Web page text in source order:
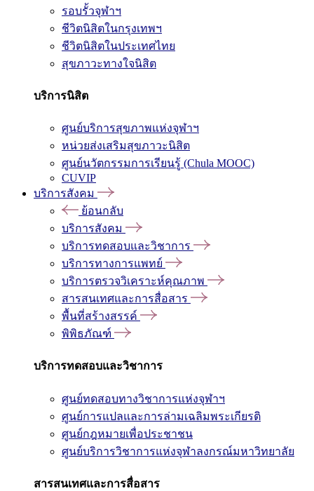
รอบรั้วจุฬาฯ
ชีวิตนิสิตในกรุงเทพฯ
ชีวิตนิสิตในประเทศไทย
สุขภาวะทางใจนิสิต
บริการนิสิต
ศูนย์บริการสุขภาพแห่งจุฬาฯ
หน่วยส่งเสริมสุขภาวะนิสิต
ศูนย์นวัตกรรมการเรียนรู้ (Chula MOOC)
CUVIP
บริการสังคม
ย้อนกลับ
บริการสังคม
บริการทดสอบและวิชาการ
บริการทางการแพทย์
บริการตรวจวิเคราะห์คุณภาพ
สารสนเทศและการสื่อสาร
พื้นที่สร้างสรรค์
พิพิธภัณฑ์
บริการทดสอบและวิชาการ
ศูนย์ทดสอบทางวิชาการแห่งจุฬาฯ
ศูนย์การแปลและการล่ามเฉลิมพระเกียรติ
ศูนย์กฎหมายเพื่อประชาชน
ศูนย์บริการวิชาการแห่งจุฬาลงกรณ์มหาวิทยาลัย
สารสนเทศและการสื่อสาร